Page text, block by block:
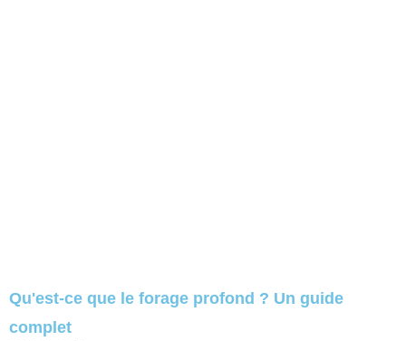
Qu'est-ce que le forage profond ? Un guide
complet